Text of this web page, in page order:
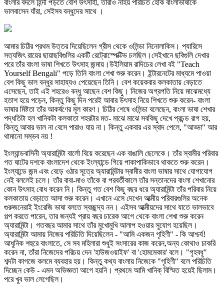
বাংলার বদলে হিন্দী পড়তে বেশি উৎসাহী, তারাও নাহয় পরিচিত হোক বাংলাভাষাকে
ভালবাসেন যাঁরা, সেইসব বন্ধুদের সাথে ।
আমার চিঠির প্রথম উত্তর দিয়েছিলেন গ্রীস থেকে ওলিন্ডা নিনোলাকিস। প্যারিসে
সত্যজিৎ রায়ের ছায়াছবিগুলির একটি রেট্রোস্পেক্টিভ চলছিল।সেইখানে ছবিগুলি দেখার
পরে তাঁর বাংলা ভাষা শিখতে উৎসাহ জন্মায়।উইলিয়াম রাদিচের লেখা বই "Teach
Yourself Bengali" পড়ে তিনি বাংলা শেখা শুরু করেন। ইন্টারনেটের মাধ্যমে পাওয়া
বেশ কিছু ভাল বন্ধুর সাহায্যও পেয়েছেন তিনি। বেশ কয়েকবার কলকাতায় বেড়াতে
এসেছেন, তাই এই শহরেও বন্ধু আছেন বেশ কিছু। নিজের অগ্রগতি নিয়ে মাঝেমধ্যে
হতাশ হয়ে পড়েন, কিন্তু কিছু দিন পরেই আবার উৎসাহ নিয়ে শিখতে শুরু করেন- বাংলা
ভাষার মিষ্টতা তাঁর আকর্ষণের মূল কারণ। চিঠির শেষে ওলিন্ডা বলেছেন, বাংলা ভাষা শেখার
পদ্ধতিটা হল খানিকটা কলকাতা শহরটার মত- মাঝে মাঝে সবকিছু দেখে প্রচন্ড রাগ হয়,
কিন্তু আবার ভাল না বেসে পারাও যায় না। কিন্তু একবার এর স্বাদ পেলে, "আড্ডা" আর
থামানো সম্ভব নয় !
ইংল্যান্ডবাসিনী অ্যারামিন্টা বার্লো বিয়ে করেছেন এক বাঙালি ছেলেকে। তাঁর স্বামীর পরিবার
গত ষাটের দশকে বাংলাদেশ থেকে ইংল্যান্ডে গিয়ে পাকাপাকিভাবে থাকতে শুরু করেন।
ইংল্যান্ডে জন্ম এবং বেড়ে ওঠার সূত্রে অ্যারামিন্টার স্বামীর বাংলা ভাষার সাথে যোগাযোগ
নেই বললেই চলে। তাঁর বাবা-মাও তাঁকে বা পরবর্তীকালে তাঁর সন্তানদের বাংলা শেখানোর
কোন উৎসাহ বোধ করেন নি। কিন্তু গত বেশ কিছু বছর ধরে অ্যারামিন্টা তাঁর পরিবার নিয়ে
কলকাতায় বেড়াতে আসা শুরু করেন। এখানে এসে দেখেন আত্মীয় পরিবারগুলির অনেক
গুরুজনেরাই ইংরেজি ভাষা বলতে স্বচ্ছন্দ্য নন। এইসব আত্মীয়দের সাথে যাতে ভালভাবে
গল্প করতে পারেন, তার জন্যই প্রায় বছর চারেক আগে থেকে বাংলা শেখা শুরু করেন
অ্যারামিন্টা। গতবছর আমার সাথে তাঁর মুখোমুখি আলাপ হওয়ার সুযোগ হয়েছিল।
অ্যারামিন্টা আমায় নিজের পরিচিতি দিয়েছিলেন - "আমি একজন গৃহিণী" - কি আশ্চর্য!
আধুনিক শহুরে বাংলাতে, সে সব মহিলারা শুধুই সংসারের কাজ করেন,অন্য কোথাও চাকরি
করেন না, তাঁরা নিজেদের পরিচয় দেন 'হাউজওয়াইফ' বা 'হোমমেকার' বলে। "গৃহবধূ"
শব্দটা কাগজে কলমে ব্যবহার হয়। কিন্তু কথ্য বাংলায় নিজেকে "গৃহিণী" বলে পরিচিতি
দিচ্ছেন কেউ - এমন অভিজ্ঞতা আগে হয়নি। প্রথমে আমি খানিক্‌ বিস্মিত হয়েই ছিলাম।
পরে খুব ভাল লেগেছিল।